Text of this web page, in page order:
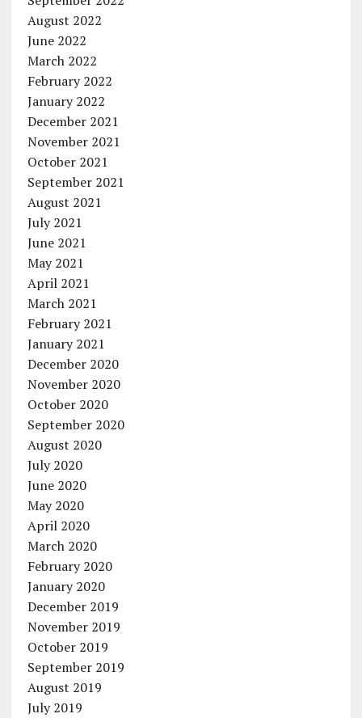
August 2022
June 2022
March 2022
February 2022
January 2022
December 2021
November 2021
October 2021
September 2021
August 2021
July 2021
June 2021
May 2021
April 2021
March 2021
February 2021
January 2021
December 2020
November 2020
October 2020
September 2020
August 2020
July 2020
June 2020
May 2020
April 2020
March 2020
February 2020
January 2020
December 2019
November 2019
October 2019
September 2019
August 2019
July 2019